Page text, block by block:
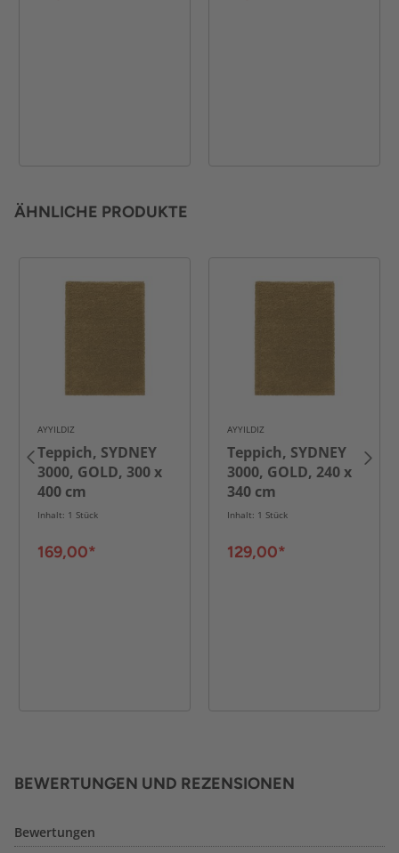
ÄHNLICHE PRODUKTE
AYYILDIZ
Teppich, SYDNEY
3000, GOLD, 300 x
400 cm
Inhalt: 1 Stück
169,00*
AYYILDIZ
Teppich, SYDNEY
3000, GOLD, 240 x
340 cm
Inhalt: 1 Stück
129,00*
BEWERTUNGEN UND REZENSIONEN
Bewertungen